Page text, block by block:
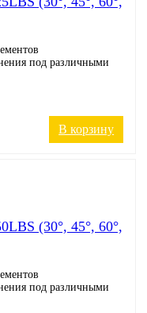
под различными
В корзину
(30°, 45°, 60°,
под различными